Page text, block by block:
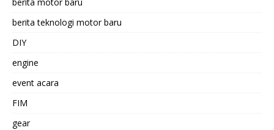
berita motor baru
berita teknologi motor baru
DIY
engine
event acara
FIM
gear